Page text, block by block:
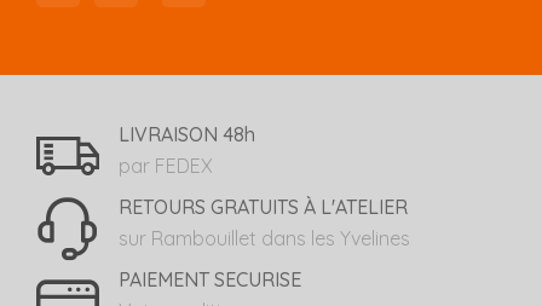
LIVRAISON 48h
par FEDEX
RETOURS GRATUITS À L'ATELIER
sur Rambouillet dans les Yvelines
PAIEMENT SECURISE